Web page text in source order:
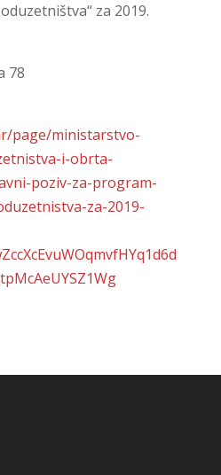
za 2019.
78
page/ministarstvo-
i-obrta-
poziv-za-program-
za-2019-